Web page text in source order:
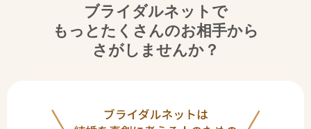
ブライダルネットで
もっとたくさんのお相手から
さがしませんか？